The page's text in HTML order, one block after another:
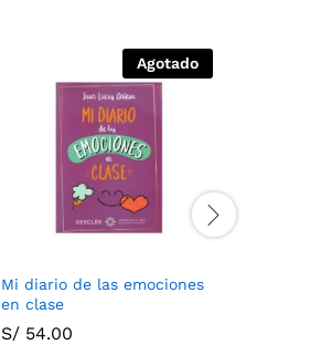
Agotado
Mi diario de las emociones
en clase
S/ 54.00